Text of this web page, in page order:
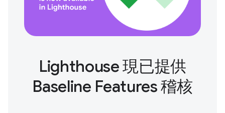
Lighthouse 現已提供
Baseline Features 稽核